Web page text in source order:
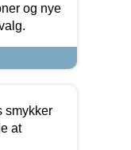
og nye
smykker
at